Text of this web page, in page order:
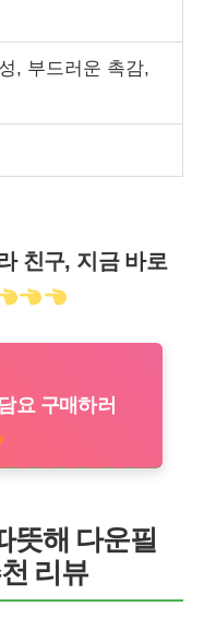
, 부드러운 촉감,
친구, 지금 바로
요 구매하러
뜻해 다운필
리뷰